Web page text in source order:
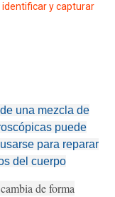
identificar y capturar
una mezcla de
puede
para reparar
del cuerpo
de forma